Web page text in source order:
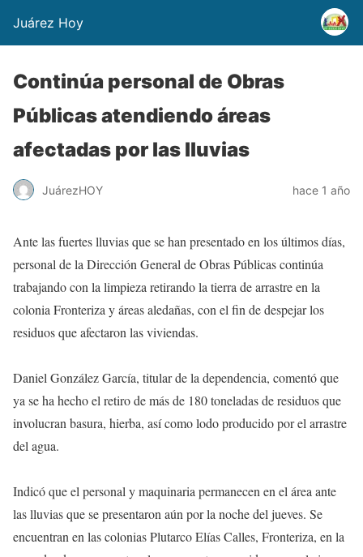
Juárez Hoy
Continúa personal de Obras
Públicas atendiendo áreas
afectadas por las lluvias
JuárezHOY hace 1 año
Ante las fuertes lluvias que se han presentado en los últimos días,
personal de la Dirección General de Obras Públicas continúa
trabajando con la limpieza retirando la tierra de arrastre en la
colonia Fronteriza y áreas aledañas, con el fin de despejar los
residuos que afectaron las viviendas.
Daniel González García, titular de la dependencia, comentó que
ya se ha hecho el retiro de más de 180 toneladas de residuos que
involucran basura, hierba, así como lodo producido por el arrastre
del agua.
Indicó que el personal y maquinaria permanecen en el área ante
las lluvias que se presentaron aún por la noche del jueves. Se
encuentran en las colonias Plutarco Elías Calles, Fronteriza, en la